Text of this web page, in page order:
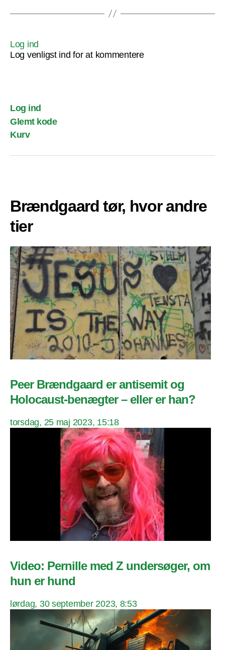
Log ind
Log venligst ind for at kommentere
Log ind
Glemt kode
Kurv
Brændgaard tør, hvor andre
tier
Peer Brændgaard er antisemit og
Holocaust-benægter – eller er han?
torsdag, 25 maj 2023, 15:18
Video: Pernille med Z undersøger, om
hun er hund
lørdag, 30 september 2023, 8:53